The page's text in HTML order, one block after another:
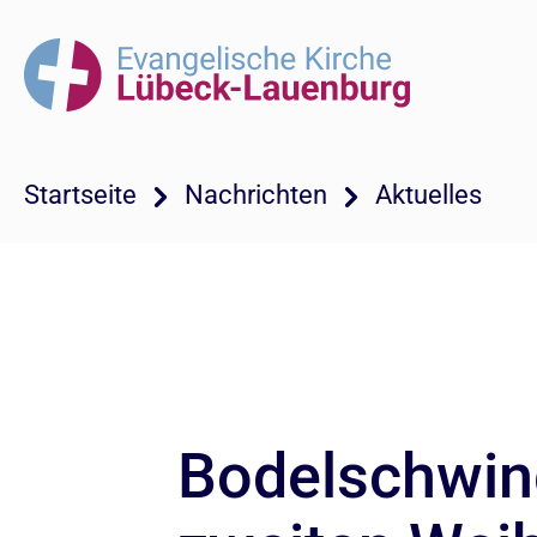
Startseite Nachrichten Aktuelles